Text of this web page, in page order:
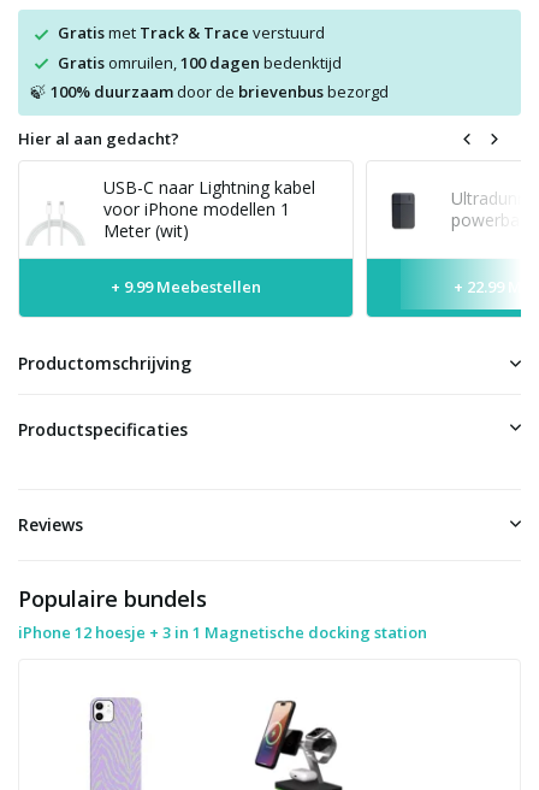
Gratismet Track & Trace verstuurd
Gratisomruilen, 100 dagen bedenktijd
🍃 100% duurzaamdoor de brievenbusbezorgd
Hier al aan gedacht?
USB-C naar Lightning kabel
voor iPhone modellen 1
Meter (wit)
+ 9.99 Meebestellen + 22.99
Productomschrijving
Productspecificaties
Reviews
Populaire bundels
iPhone 12 hoesje + 3 in 1 Magnetische docking station